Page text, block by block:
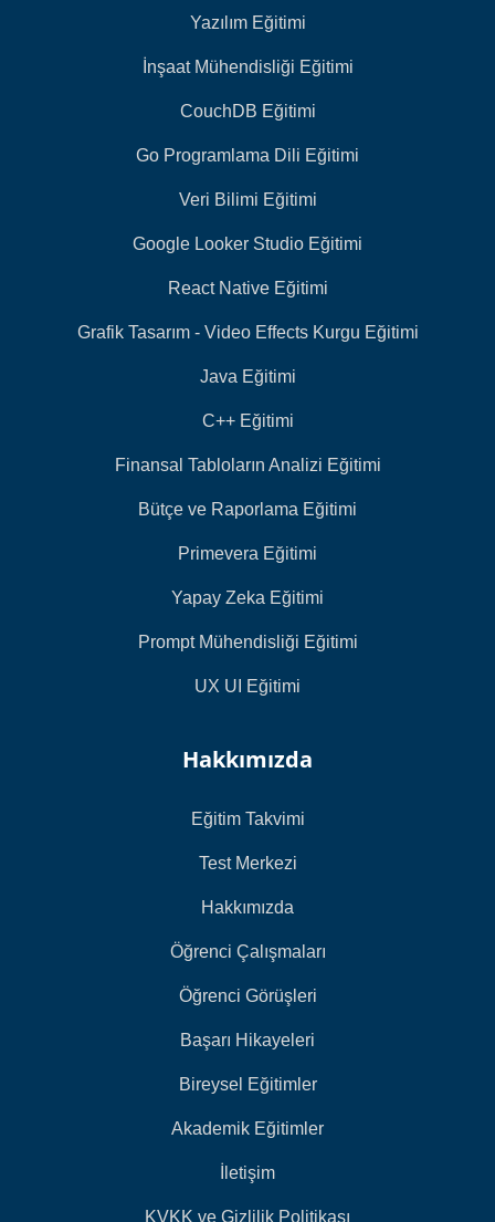
Yazılım Eğitimi
İnşaat Mühendisliği Eğitimi
CouchDB Eğitimi
Go Programlama Dili Eğitimi
Veri Bilimi Eğitimi
Google Looker Studio Eğitimi
React Native Eğitimi
Grafik Tasarım - Video Effects Kurgu Eğitimi
Java Eğitimi
C++ Eğitimi
Finansal Tabloların Analizi Eğitimi
Bütçe ve Raporlama Eğitimi
Primevera Eğitimi
Yapay Zeka Eğitimi
Prompt Mühendisliği Eğitimi
UX UI Eğitimi
Hakkımızda
Eğitim Takvimi
Test Merkezi
Hakkımızda
Öğrenci Çalışmaları
Öğrenci Görüşleri
Başarı Hikayeleri
Bireysel Eğitimler
Akademik Eğitimler
İletişim
KVKK ve Gizlilik Politikası